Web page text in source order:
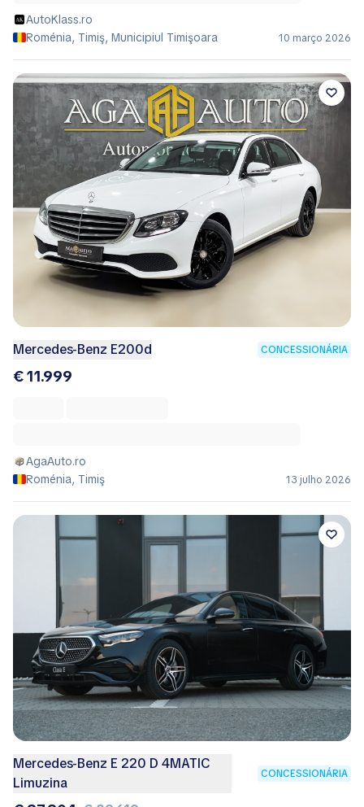
AutoKlass.ro
Roménia, Timiş, Municipiul Timişoara
10 março 2026
Mercedes-Benz E200d CONCESSIONÁRIA
€ 11.999
AgaAuto.ro
Roménia, Timiş
13 julho 2026
Mercedes-Benz E 220 D 4MATIC
Limuzina
CONCESSIONÁRIA